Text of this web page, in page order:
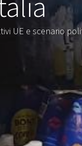
UE e scenario